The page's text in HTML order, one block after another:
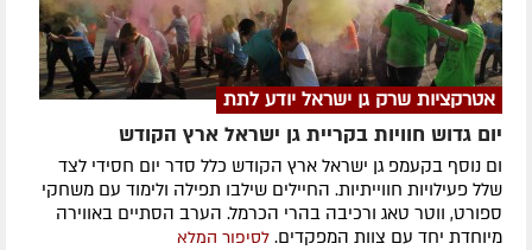
אטרקציות שרק גן ישראל יודע לתת
יום גדוש חוויות בקריית גן ישראל ארץ הקודש
ום נוסף בקעמפ גן ישראל ארץ הקודש כלל סדר יום חסידי לצד
שלל פעילויות חווייתיות. החיילים שילבו תפילה ולימוד עם משחקי
ספורט, ווטר טאג ורכיבה בהרי הכרמל. הערב הסתיים באווירה
מיוחדת יחד עם צוות המפקדים. לסיפור המלא